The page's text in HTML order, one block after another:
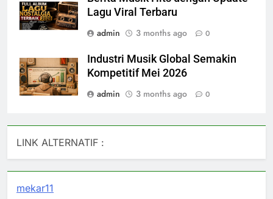
Lagu Viral Terbaru
admin
3 months ago 0
Industri Musik Global Semakin
Kompetitif Mei 2026
admin
3 months ago 0
LINK ALTERNATIF :
mekar11